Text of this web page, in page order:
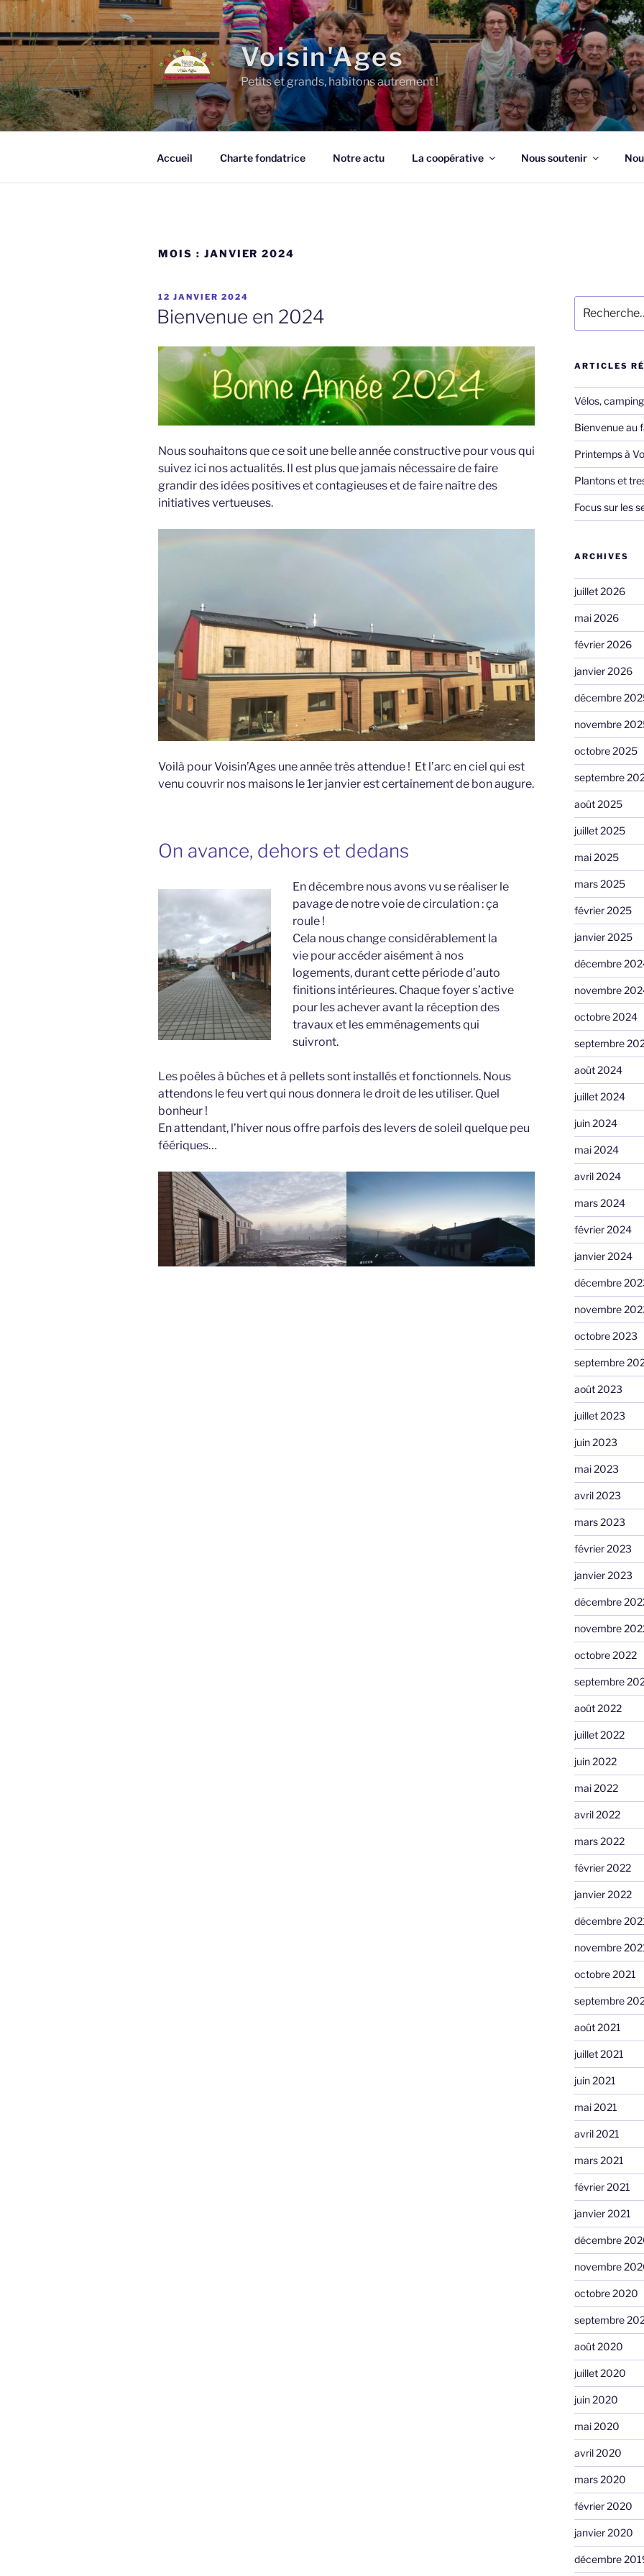
Aller
au
contenu
principal
Voisin'Ages
Petits et grands, habitons autrement !
Accueil Charte fondatrice Notre actu La coopérative Nous soutenir
MOIS : JANVIER 2024
PUBLIÉ
LE
12 JANVIER 2024
Bienvenue en 2024
Nous souhaitons que ce soit une belle année constructive pour vous qui
suivez ici nos actualités. Il est plus que jamais nécessaire de faire
grandir des idées positives et contagieuses et de faire naître des
initiatives vertueuses.
Voilà pour Voisin’Ages une année très attendue ! Et l’arc en ciel qui est
venu couvrir nos maisons le 1er janvier est certainement de bon augure.
On avance, dehors et dedans
En décembre nous avons vu se réaliser le
pavage de notre voie de circulation : ça
roule !
Cela nous change considérablement la
vie pour accéder aisément à nos
logements, durant cette période d’auto
finitions intérieures. Chaque foyer s’active
pour les achever avant la réception des
travaux et les emménagements qui
suivront.
Les poêles à bûches et à pellets sont installés et fonctionnels. Nous
attendons le feu vert qui nous donnera le droit de les utiliser. Quel
bonheur !
En attendant, l’hiver nous offre parfois des levers de soleil quelque peu
féériques…
pour
:
ARTICLES
Vélos,
Bienvenue au
Printemps à
Plantons et
Focus sur les
ARCHIVES
juillet 2026
mai 2026
février 2026
janvier 2026
décembre
novembre
octobre 2025
septembre
août 2025
juillet 2025
mai 2025
mars 2025
février 2025
janvier 2025
décembre
novembre
octobre 2024
septembre
août 2024
juillet 2024
juin 2024
mai 2024
avril 2024
mars 2024
février 2024
janvier 2024
décembre
novembre
octobre 2023
septembre
août 2023
juillet 2023
juin 2023
mai 2023
avril 2023
mars 2023
février 2023
janvier 2023
décembre
novembre
octobre 2022
septembre
août 2022
juillet 2022
juin 2022
mai 2022
avril 2022
mars 2022
février 2022
janvier 2022
décembre
novembre
octobre 2021
septembre
août 2021
juillet 2021
juin 2021
mai 2021
avril 2021
mars 2021
février 2021
janvier 2021
décembre
novembre
octobre 2020
septembre
août 2020
juillet 2020
juin 2020
mai 2020
avril 2020
mars 2020
février 2020
janvier 2020
décembre